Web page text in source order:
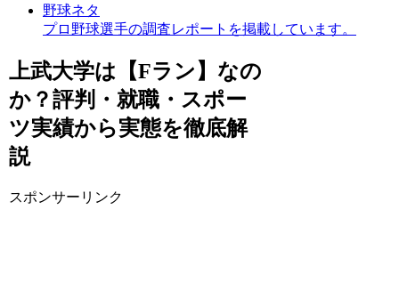
野球ネタ
プロ野球選手の調査レポートを掲載しています。
上武大学は【Fラン】なの
か？評判・就職・スポー
ツ実績から実態を徹底解
説
スポンサーリンク